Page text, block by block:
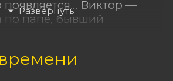
Виктор —
по папе, бывший
его